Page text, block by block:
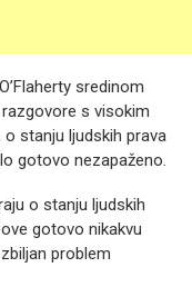
sredinom
s visokim
stanju ljudskih prava
gotovo nezapaženo.
o stanju ljudskih
gotovo nikakvu
problem